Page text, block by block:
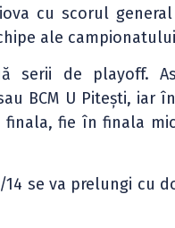
cu scorul
ale
serii de playoff.
BCM U Pitești, iar
fie în finala
se va prelungi cu